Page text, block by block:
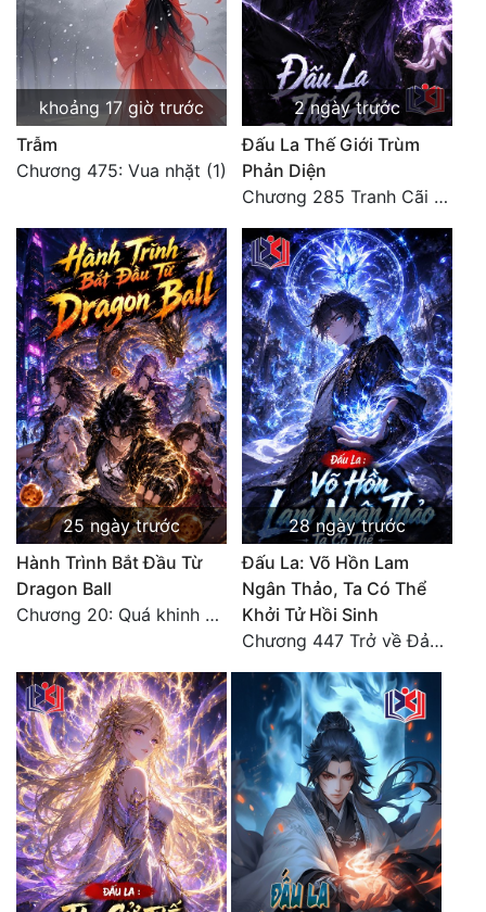
Quân Sự
Sảng Văn
Sắc
Sủng
Tiên Hiệp
Tiểu Thuyết
Trinh Thám
Triều Đấu
Trùng Sinh
Trọng Sinh
Tu Chân
Tu Tiên
Tội Phạm
Võ Hiệp
Võng Du
Xuyên Không
Xuyên Nhanh
Xuyên Sách
Xuyên Thư
khoảng 17 giờ trước
Trẫm
Chương 475: Vua nhặt (1)
2 ngày trước
Đấu La Thế Giới Trùm
Phản Diện
Chương 285 Tranh Cãi Giữa Sư Đồ
25 ngày trước
Hành Trình Bắt Đầu Từ
Dragon Ball
Chương 20: Quá khinh người
28 ngày trước
Đấu La: Võ Hồn Lam
Ngân Thảo, Ta Có Thể
Khởi Tử Hồi Sinh
Chương 447 Trở về Đảo Hải Thần